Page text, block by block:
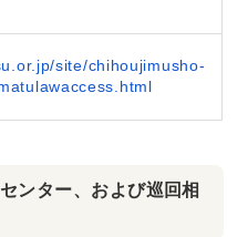
site/chihoujimusho-
ンター、および巡回相